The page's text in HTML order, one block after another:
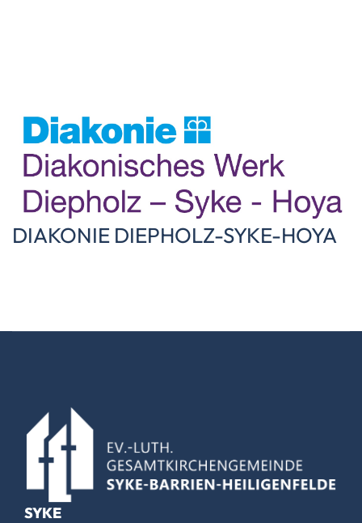
DIAKONIE DIEPHOLZ-SYKE-HOYA
SYKE